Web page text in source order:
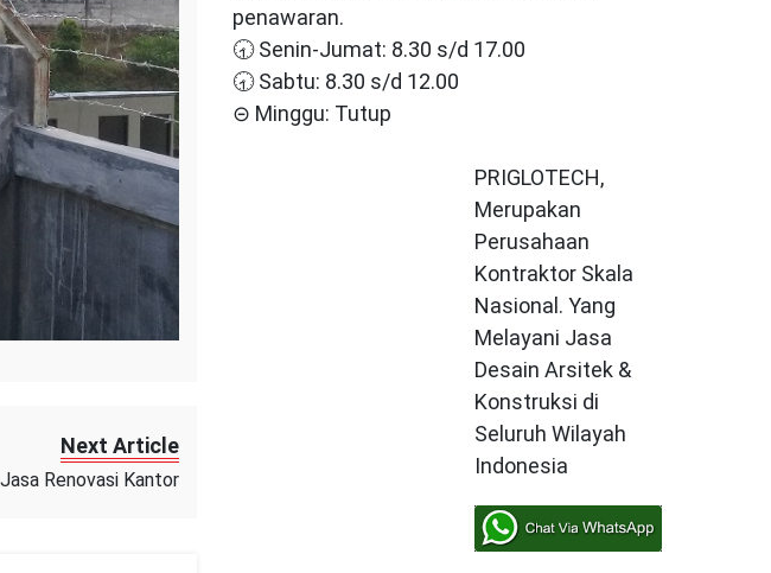
Next Article
Jasa Renovasi Kantor
penawaran.
🕣 Senin-Jumat: 8.30 s/d 17.00
🕣 Sabtu: 8.30 s/d 12.00
⊝ Minggu: Tutup
PRIGLOTECH,
Merupakan
Perusahaan
Kontraktor Skala
Nasional. Yang
Melayani Jasa
Desain Arsitek &
Konstruksi di
Seluruh Wilayah
Indonesia